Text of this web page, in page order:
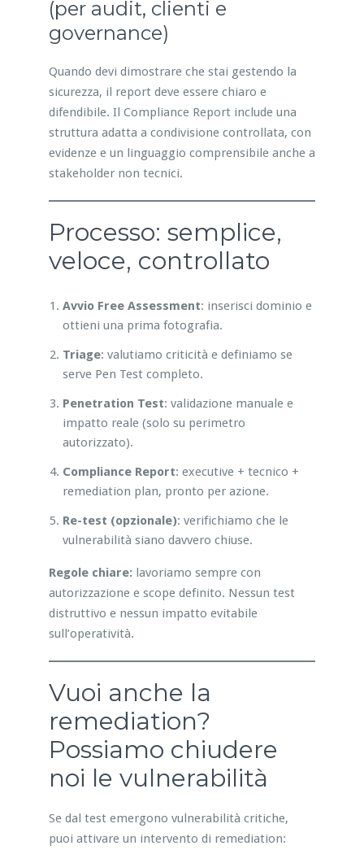
(per audit, clienti e
governance)
Quando devi dimostrare che stai gestendo la
sicurezza, il report deve essere chiaro e
difendibile. Il Compliance Report include una
struttura adatta a condivisione controllata, con
evidenze e un linguaggio comprensibile anche a
stakeholder non tecnici.
Processo: semplice,
veloce, controllato
Avvio Free Assessment: inserisci dominio e
ottieni una prima fotografia.
Triage: valutiamo criticità e definiamo se
serve Pen Test completo.
Penetration Test: validazione manuale e
impatto reale (solo su perimetro
autorizzato).
Compliance Report: executive + tecnico +
remediation plan, pronto per azione.
Re-test (opzionale): verifichiamo che le
vulnerabilità siano davvero chiuse.
Regole chiare: lavoriamo sempre con
autorizzazione e scope definito. Nessun test
distruttivo e nessun impatto evitabile
sull’operatività.
Vuoi anche la
remediation?
Possiamo chiudere
noi le vulnerabilità
Se dal test emergono vulnerabilità critiche,
puoi attivare un intervento di remediation: